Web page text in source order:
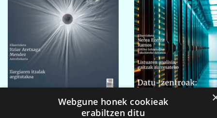
2026ko mar. 1a
Webgune honek cookieak
erabiltzen ditu